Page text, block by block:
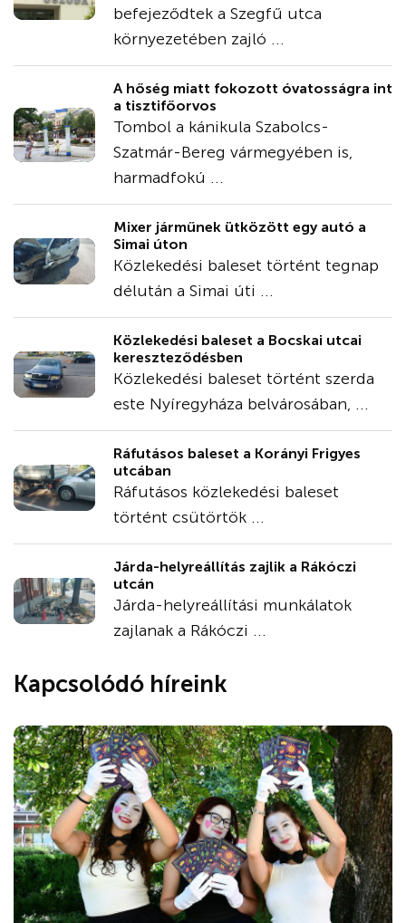
befejeződtek a Szegfű utca
környezetében zajló ...
A hőség miatt fokozott óvatosságra int
a tisztifőorvos
Tombol a kánikula Szabolcs-
Szatmár-Bereg vármegyében is,
harmadfokú ...
Mixer járműnek ütközött egy autó a
Simai úton
Közlekedési baleset történt tegnap
délután a Simai úti ...
Közlekedési baleset a Bocskai utcai
kereszteződésben
Közlekedési baleset történt szerda
este Nyíregyháza belvárosában, ...
Ráfutásos baleset a Korányi Frigyes
utcában
Ráfutásos közlekedési baleset
történt csütörtök ...
Járda-helyreállítás zajlik a Rákóczi
utcán
Járda-helyreállítási munkálatok
zajlanak a Rákóczi ...
Kapcsolódó híreink